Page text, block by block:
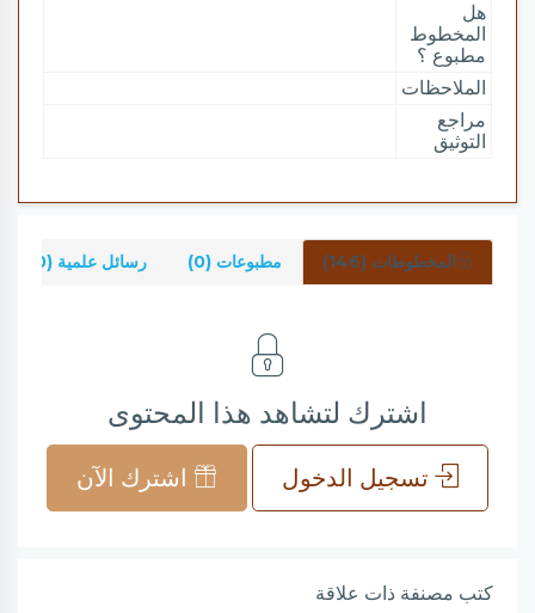
هل
المخطوط
مطبوع ؟
الملاحظات
مراجع
التوثيق
المخطوطات (146) مطبوعات (0) رسائل علمية (0)
اشترك لتشاهد هذا المحتوى
تسجيل الدخول اشترك الآن
كتب مصنفة ذات علاقة